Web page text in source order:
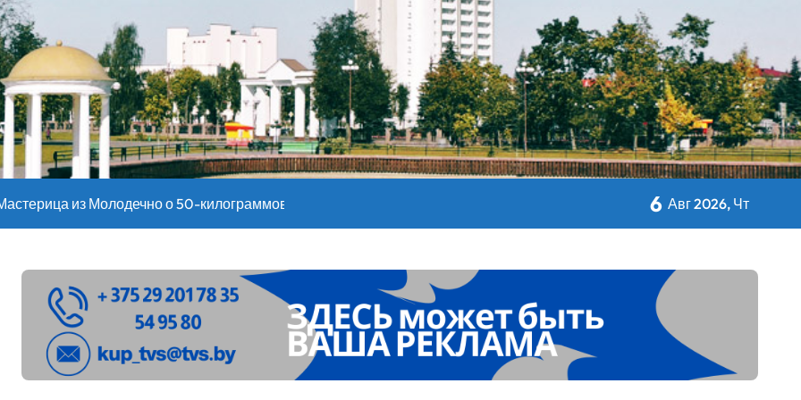
профилакториев. Лукашенко заслушал доклад главы Минсельхозпрода
рассказали о погоде на сегодня
– 05 08 2026
в Беларуси из-за жары
6 Авг 2026, Чт